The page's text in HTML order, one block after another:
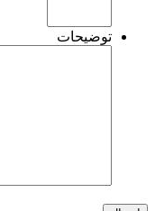
توضیحات